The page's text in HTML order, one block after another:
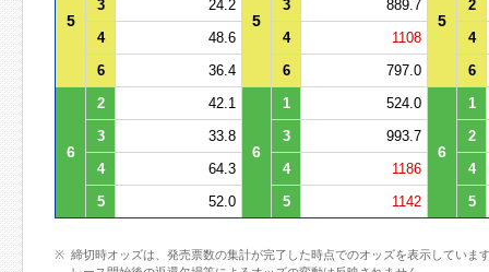
5 5 5
3
24.2 3 889.7
2
4
48.6 4 1108
4
6
36.4 6 797.0 6
6
2 42.1
6
1 524.0
6
1
3
33.8 3 993.7
2
4
64.3 4 1186
4
5
52.0 5 1142 5
締切時オッズは、発売票数の集計が完了した時点でのオッズを表示していま